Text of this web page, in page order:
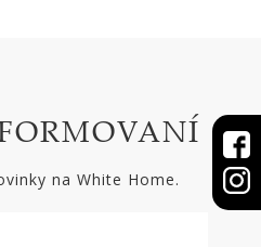
na White Home.